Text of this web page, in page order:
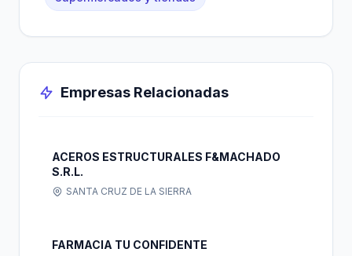
Empresas Relacionadas
ACEROS ESTRUCTURALES F&MACHADO
S.R.L.
SANTA CRUZ DE LA SIERRA
FARMACIA TU CONFIDENTE